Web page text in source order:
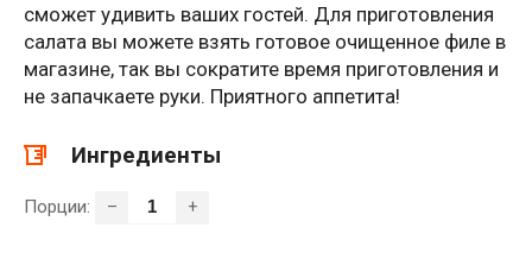
сможет удивить ваших гостей. Для приготовления
салата вы можете взять готовое очищенное филе в
магазине, так вы сократите время приготовления и
не запачкаете руки. Приятного аппетита!
Ингредиенты
Порции: – +